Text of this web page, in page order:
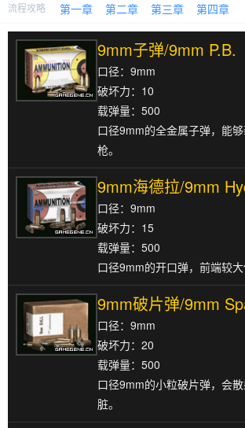
流程攻略 第一章 第二章 第三章 第四章
9mm子弹/9mm P.B.
口径：9mm
破坏力：10
载弹量：500
口径9mm的全金属子弹，能
枪。
9mm海德拉/9mm
口径：9mm
破坏力：15
载弹量：500
口径9mm的开口弹，前端较大
9mm破片弹/9mm
口径：9mm
破坏力：20
载弹量：500
口径9mm的小粒破片弹，会
脏。